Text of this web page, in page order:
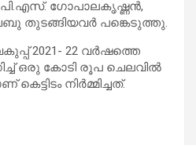
പി.എസ്. ഗോപാലകൃഷ്ണന്‍,
തുടങ്ങിയവര്‍ പങ്കെടുത്തു.
2021- 22 വര്‍ഷത്തെ
ഒരു കോടി രൂപ ചെലവില്‍
നിര്‍മ്മിച്ചത്.